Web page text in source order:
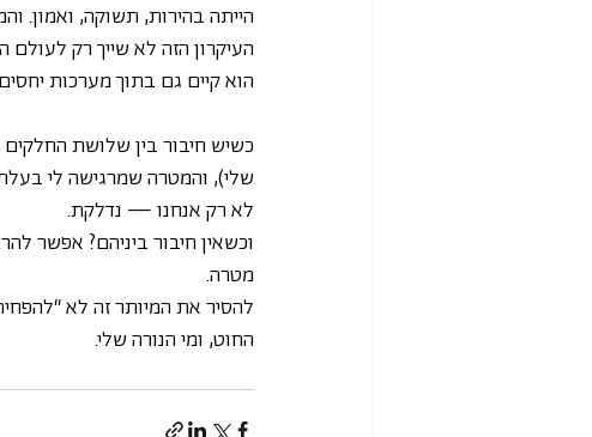
הייתה בהירות, תשוקה, ואמון.
העיקרון הזה לא שייך רק לעולם
הוא קיים גם בתוך מערכות
כשיש חיבור בין שלושת
שלי), והמטרה שמרגישה לי
לא רק אנחנו — נדלקת.
וכשאין חיבור ביניהם? אפשר
מטרה.
להסיר את המיותר זה לא
החוט, ומי הנורה שלי.